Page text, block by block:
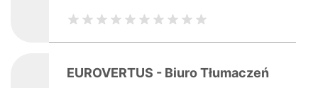
EUROVERTUS - Biuro Tłumaczeń